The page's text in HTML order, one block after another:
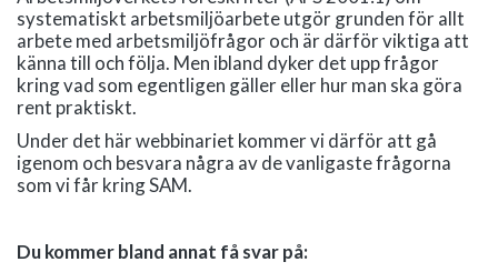
systematiskt arbetsmiljöarbete utgör grunden för allt
arbete med arbetsmiljöfrågor och är därför viktiga att
känna till och följa. Men ibland dyker det upp frågor
kring vad som egentligen gäller eller hur man ska göra
rent praktiskt.
Under det här webbinariet kommer vi därför att gå
igenom och besvara några av de vanligaste frågorna
som vi får kring SAM.
Du kommer bland annat få svar på: